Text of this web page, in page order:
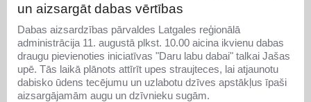
un aizsargāt dabas vērtības
Dabas aizsardzības pārvaldes Latgales reģionālā
administrācija 11. augustā plkst. 10.00 aicina ikvienu dabas
draugu pievienoties iniciatīvas "Daru labu dabai" talkai Jašas
upē. Tās laikā plānots attīrīt upes straujteces, lai atjaunotu
dabisko ūdens tecējumu un uzlabotu dzīves apstākļus īpaši
aizsargājamām augu un dzīvnieku sugām.